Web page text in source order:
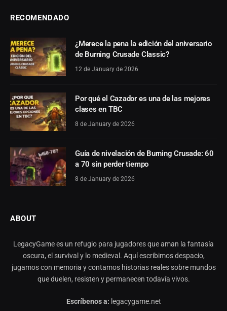
RECOMENDADO
¿Merece la pena la edición del aniversario
de Burning Crusade Classic?
12 de January de 2026
Por qué el Cazador es una de las mejores
clases en TBC
8 de January de 2026
Guía de nivelación de Burning Crusade: 60
a 70 sin perder tiempo
8 de January de 2026
ABOUT
LegacyGame es un refugio para jugadores que aman la fantasía
oscura, el survival y lo medieval. Aquí escribimos despacio,
jugamos con memoria y contamos historias reales sobre mundos
que duelen, resisten y permanecen todavía vivos.
Escríbenos a: legacygame.net